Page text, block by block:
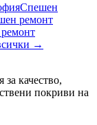
Спешен
ремонт
→
качество,
покриви на